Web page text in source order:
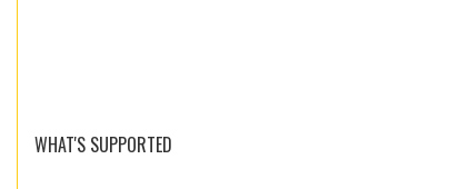
WHAT'S SUPPORTED